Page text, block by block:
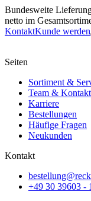
Bundesweite
netto im
KontaktKunde werden
Seiten
Sortiment &
Team & Kontakt
Karriere
Bestellungen
Häufige Fragen
Neukunden
Kontakt
+49 30 39603 -